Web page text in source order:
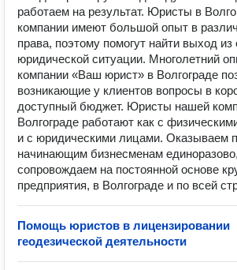
работаем на результат. Юристы в
компании имеют большой опыт в
права, поэтому помогут найти выход
юридической ситуации. Многолетний
компании «Ваш юрист» в Волгограде
возникающие у клиентов вопросы в
доступный бюджет. Юристы нашей
Волгограде работают как с
и с юридическими лицами. Оказываем
начинающим бизнесменам
сопровождаем на постоянной основе
предприятия, в Волгограде и по всей
Помощь юристов в лицензировании
геодезической деятельности